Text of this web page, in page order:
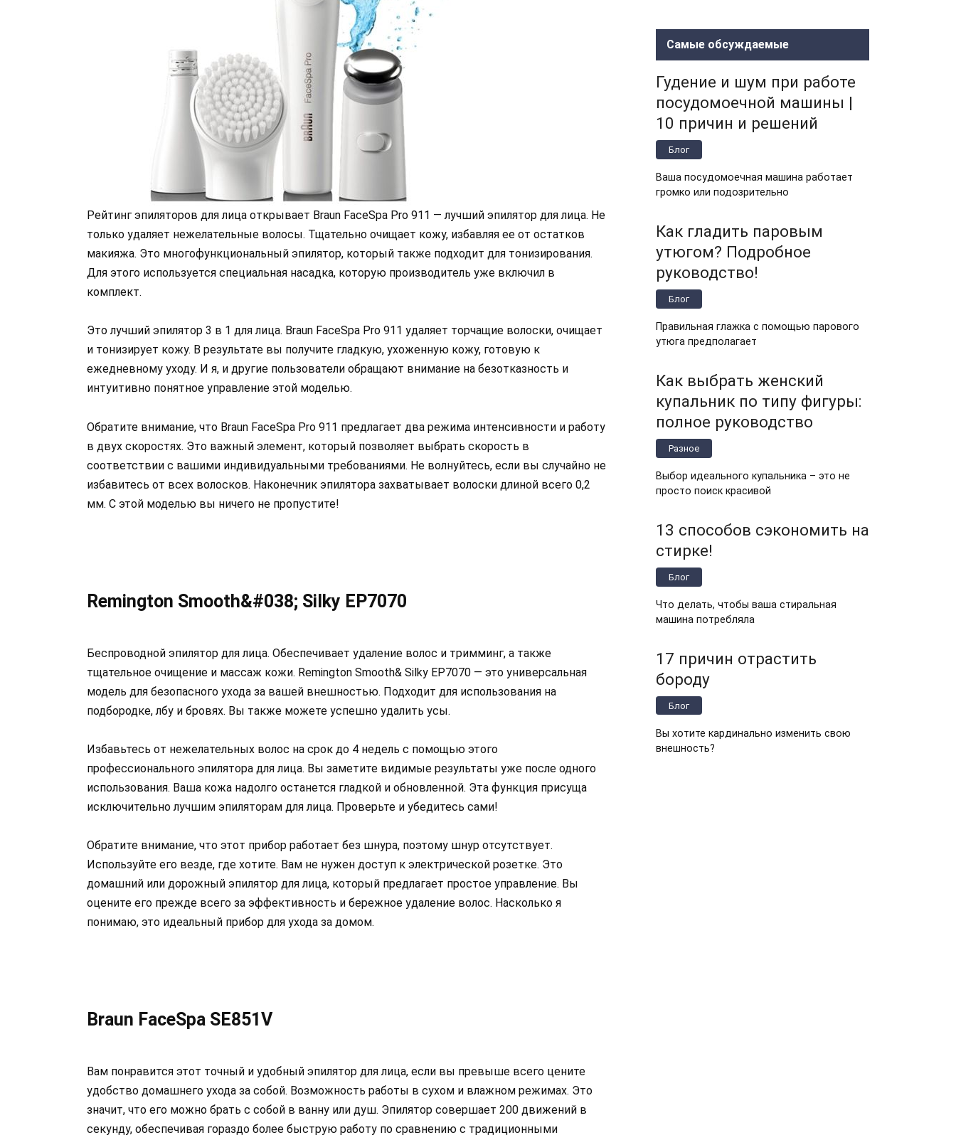
Рейтинг эпиляторов для лица открывает Braun FaceSpa Pro 911 — лучший эпилятор для лица. Не
только удаляет нежелательные волосы. Тщательно очищает кожу, избавляя ее от остатков
макияжа. Это многофункциональный эпилятор, который также подходит для тонизирования.
Для этого используется специальная насадка, которую производитель уже включил в
комплект.
Это лучший эпилятор 3 в 1 для лица. Braun FaceSpa Pro 911 удаляет торчащие волоски, очищает
и тонизирует кожу. В результате вы получите гладкую, ухоженную кожу, готовую к
ежедневному уходу. И я, и другие пользователи обращают внимание на безотказность и
интуитивно понятное управление этой моделью.
Обратите внимание, что Braun FaceSpa Pro 911 предлагает два режима интенсивности и работу
в двух скоростях. Это важный элемент, который позволяет выбрать скорость в
соответствии с вашими индивидуальными требованиями. Не волнуйтесь, если вы случайно не
избавитесь от всех волосков. Наконечник эпилятора захватывает волоски длиной всего 0,2
мм. С этой моделью вы ничего не пропустите!
Remington Smooth&#038; Silky EP7070
Беспроводной эпилятор для лица. Обеспечивает удаление волос и тримминг, а также
тщательное очищение и массаж кожи. Remington Smooth& Silky EP7070 — это универсальная
модель для безопасного ухода за вашей внешностью. Подходит для использования на
подбородке, лбу и бровях. Вы также можете успешно удалить усы.
Избавьтесь от нежелательных волос на срок до 4 недель с помощью этого
профессионального эпилятора для лица. Вы заметите видимые результаты уже после одного
использования. Ваша кожа надолго останется гладкой и обновленной. Эта функция присуща
исключительно лучшим эпиляторам для лица. Проверьте и убедитесь сами!
Обратите внимание, что этот прибор работает без шнура, поэтому шнур отсутствует.
Используйте его везде, где хотите. Вам не нужен доступ к электрической розетке. Это
домашний или дорожный эпилятор для лица, который предлагает простое управление. Вы
оцените его прежде всего за эффективность и бережное удаление волос. Насколько я
понимаю, это идеальный прибор для ухода за домом.
Braun FaceSpa SE851V
Вам понравится этот точный и удобный эпилятор для лица, если вы превыше всего цените
удобство домашнего ухода за собой. Возможность работы в сухом и влажном режимах. Это
значит, что его можно брать с собой в ванну или душ. Эпилятор совершает 200 движений в
секунду, обеспечивая гораздо более быструю работу по сравнению с традиционными
Самые обсуждаемые
Гудение и шум при работе
посудомоечной машины |
10 причин и решений
Блог
Ваша посудомоечная машина работает
громко или подозрительно
Как гладить паровым
утюгом? Подробное
руководство!
Блог
Правильная глажка с помощью парового
утюга предполагает
Как выбрать женский
купальник по типу фигуры:
полное руководство
Разное
Выбор идеального купальника – это не
просто поиск красивой
13 способов сэкономить на
стирке!
Блог
Что делать, чтобы ваша стиральная
машина потребляла
17 причин отрастить
бороду
Блог
Вы хотите кардинально изменить свою
внешность?